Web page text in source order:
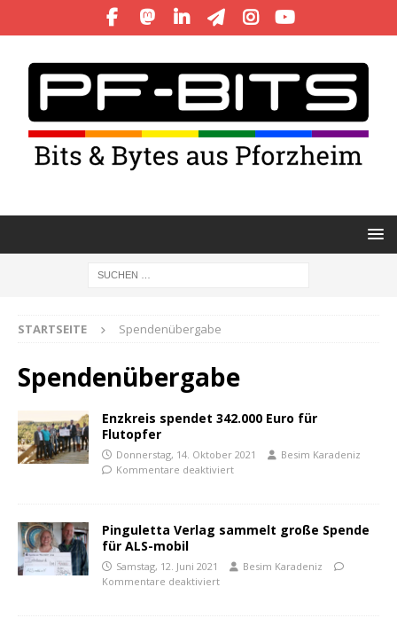
STARTSEITE Spendenübergabe
Spendenübergabe
Enzkreis spendet 342.000 Euro für
Flutopfer
Donnerstag, 14. Oktober 2021
Besim Karadeniz
Kommentare deaktiviert
Pinguletta Verlag sammelt große Spende
für ALS-mobil
Samstag, 12. Juni 2021
Besim Karadeniz
Kommentare deaktiviert